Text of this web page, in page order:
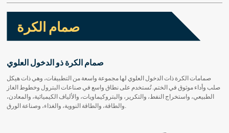
صمام الكرة
صمام الكرة ذو الدخول العلوي
صمامات الكرة ذات الدخول العلوي لها مجموعة واسعة من التطبيقات، وهي ذات هيكل
صلب وأداء موثوق في الختم. تُستخدم على نطاق واسع في صناعات البترول وخطوط الغاز
الطبيعي، واستخراج النفط، والتكرير، والبتروكيماويات، والألياف الكيميائية، والمعادن،
والطاقة، والطاقة النووية، والغذاء، وصناعة الورق.